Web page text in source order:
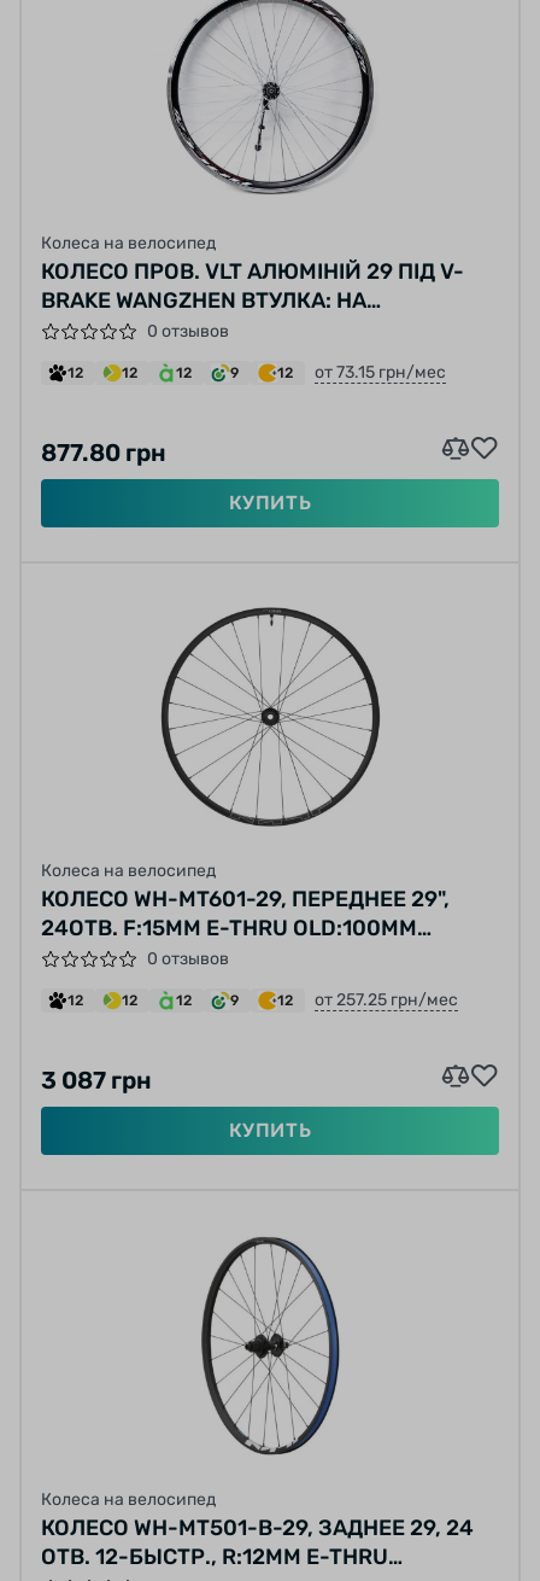
Колеса на велосипед
КОЛЕСО ПРОВ. VLT АЛЮМІНІЙ 29 ПІД V-
BRAKE WANGZHEN ВТУЛКА: НА
ПРОМ.ПІДШИПН. 201FBQ 36 14G ДВОСТ.
ЧОРНИЙ ЧОРНИЙ
0 отзывов
12 12 12 9 12 от 73.15 грн/мес
877.80 грн
КУПИТЬ
Колеса на велосипед
КОЛЕСО WH-MT601-29, ПЕРЕДНЕЕ 29",
24ОТВ. F:15MM E-THRU OLD:100MM
БЕСКАМЕРНОЕ, CENTER LOCK
0 отзывов
12 12 12 9 12 от 257.25 грн/мес
3 087 грн
КУПИТЬ
Колеса на велосипед
КОЛЕСО WH-MT501-B-29, ЗАДНЕЕ 29, 24
ОТВ. 12-БЫСТР., R:12MM E-THRU